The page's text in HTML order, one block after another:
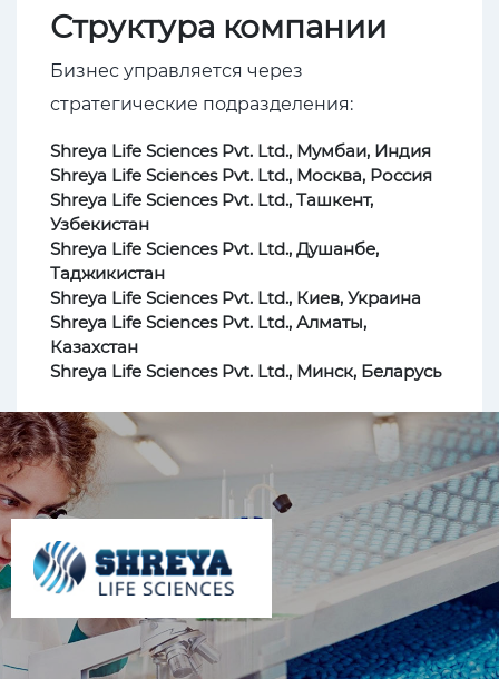
Структура компании
Бизнес управляется через
стратегические подразделения:
Shreya Life Sciences Pvt. Ltd., Мумбаи, Индия
Shreya Life Sciences Pvt. Ltd., Москва, Россия
Shreya Life Sciences Pvt. Ltd., Ташкент,
Узбекистан
Shreya Life Sciences Pvt. Ltd., Душанбе,
Таджикистан
Shreya Life Sciences Pvt. Ltd., Киев, Украина
Shreya Life Sciences Pvt. Ltd., Алматы,
Казахстан
Shreya Life Sciences Pvt. Ltd., Минск, Беларусь